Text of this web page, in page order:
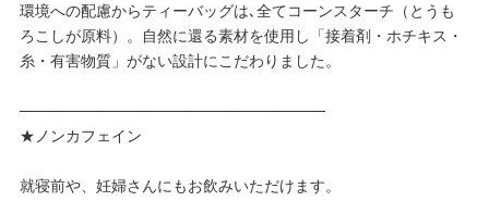
環境への配慮からティーバッグは､全てコーンスターチ（とうも
ろこしが原料）。自然に還る素材を使用し「接着剤・ホチキス・
糸・有害物質」がない設計にこだわりました。
────────────────────────────
★ノンカフェイン
就寝前や、妊婦さんにもお飲みいただけます。